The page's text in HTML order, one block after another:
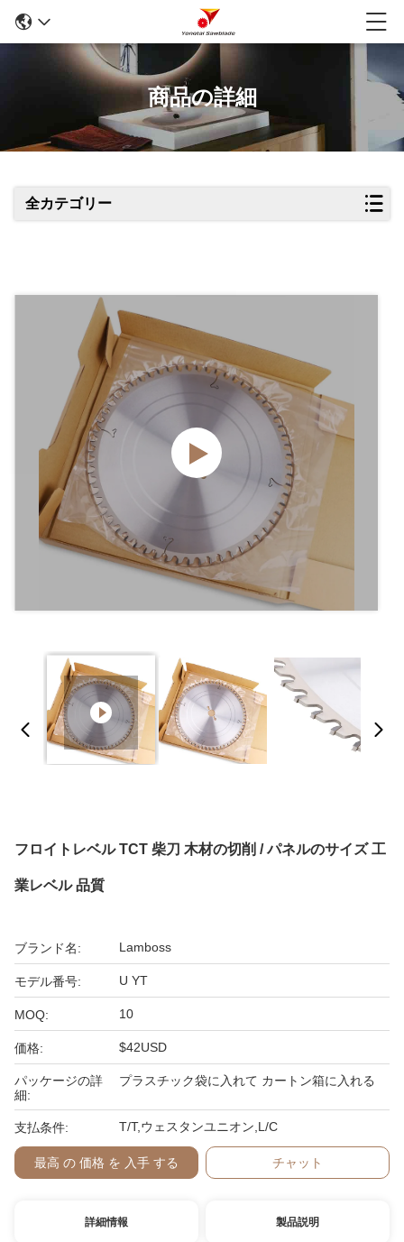
商品の詳細
全カテゴリー
フロイトレベル TCT 柴刀 木材の切削 / パネルのサイズ 工
業レベル 品質
ブランド名: Lamboss
モデル番号: U YT
MOQ: 10
価格: $42USD
パッケージの詳
細:
プラスチック袋に入れて カートン箱に入れる
支払条件: T/T,ウェスタンユニオン,L/C
最高 の 価格 を 入手 する チャット
詳細情報 製品説明